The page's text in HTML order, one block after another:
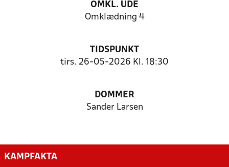
OMKL. UDE
Omklædning 4
TIDSPUNKT
tirs. 26-05-2026 Kl. 18:30
DOMMER
Sander Larsen
KAMPFAKTA